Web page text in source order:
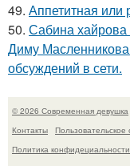
49. Аппетитная
50. Сабина хайрова
Диму
обсуждений в сети.
© 2026 Современная девушка
Контакты
Пользовательское
Политика конфидециальности